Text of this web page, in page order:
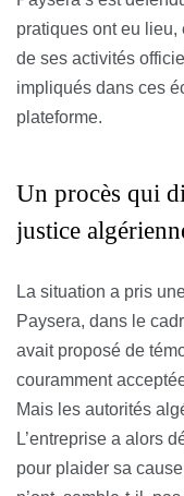
pratiques ont eu
de ses activités
impliqués dans ces
plateforme.
Un procès qui
justice
La situation a pris
Paysera, dans le
avait proposé de
couramment
Mais les autorités
L’entreprise a alors
pour plaider sa